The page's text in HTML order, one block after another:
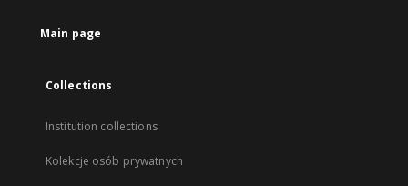
Main page
Collections
Institution collections
Kolekcje osób prywatnych